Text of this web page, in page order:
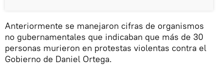
Anteriormente se manejaron cifras de organismos
no gubernamentales que indicaban que más de 30
personas murieron en protestas violentas contra el
Gobierno de Daniel Ortega.